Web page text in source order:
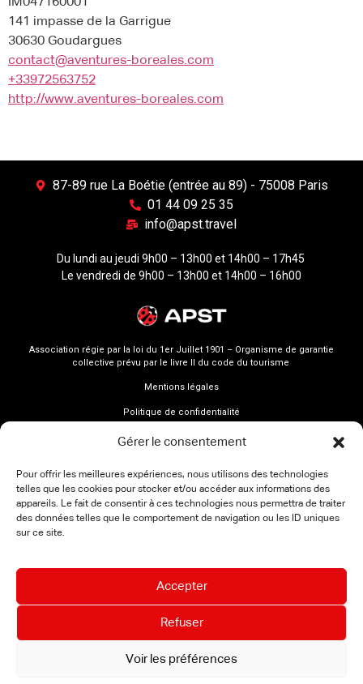
Gérer le consentement
Pour offrir les meilleures expériences, nous utilisons des technologies
telles que les cookies pour stocker et/ou accéder aux informations des
appareils. Le fait de consentir à ces technologies nous permettra de traiter
des données telles que le comportement de navigation ou les ID uniques
sur ce site.
Accepter
Refuser
Voir les préférences
141 impasse de la Garrigue
30630 Goudargues
contact@aventures-boreales.com
+33972563752
http://www.aventures-boreales.com
87-89 rue La Boétie (entrée au 89) - 75008 Paris
01 44 09 25 35
info@apst.travel
Du lundi au jeudi 9h00 – 13h00 et 14h00 – 17h45
Le vendredi de 9h00 – 13h00 et 14h00 – 16h00
Association régie par la loi du 1er Juillet 1901 – Organisme de garantie
collective prévu par le livre II du code du tourisme
Mentions légales
Politique de confidentialité